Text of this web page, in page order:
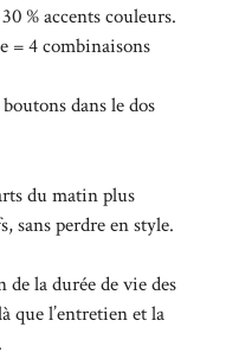
% accents couleurs.
= 4 combinaisons
dans le dos
du matin plus
sans perdre en style.
de la durée de vie des
que l’entretien et la